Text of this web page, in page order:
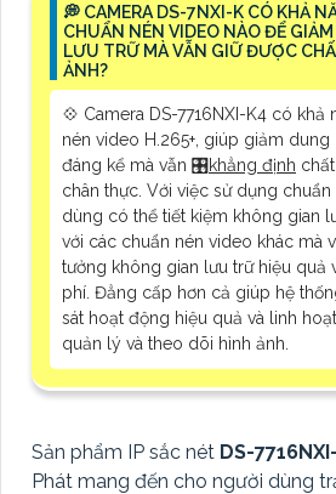
️💭 CAMERA DS-7NXI-K CÓ KHẢ
CHUẨN NÉN VIDEO NÀO ĐỂ
LƯU TRỮ MÀ VẪN GIỮ ĐƯỢC
ẢNH?
💠 Camera DS-7716NXI-K4 có khả
nén video H.265+, giúp giảm
đáng kể mà vẫn 🎛khẳng định
chân thực. Với việc sử dụng chuẩn
dùng có thể tiết kiệm không gian
với các chuẩn nén video khác mà
tưởng không gian lưu trữ hiệu quả
phí. Đẳng cấp hơn cả giúp hệ
sát hoạt động hiệu quả và linh
quản lý và theo dõi hình ảnh.
Sản phẩm IP sắc nét DS-
Phát mang đến cho người dùng